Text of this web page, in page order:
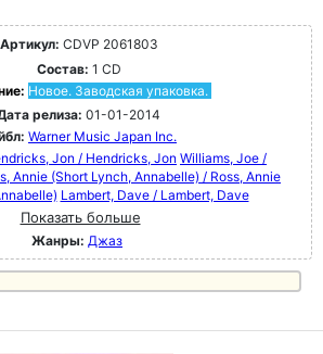
Артикул: CDVP 2061803
Состав: 1 CD
Новое. Заводская упаковка.
релиза: 01-01-2014
Warner Music Japan Inc.
Jon / Hendricks, Jon Williams, Joe /
Annie (Short Lynch, Annabelle) / Ross, Annie
Lambert, Dave / Lambert, Dave
Показать больше
Жанры: Джаз